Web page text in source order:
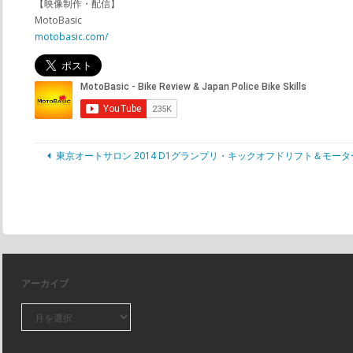
【映像制作・配信】
MotoBasic
motobasic.com/
東京オートサロン 2014 D1グランプリ・キックオフドリフト＆モー
アーカイブ